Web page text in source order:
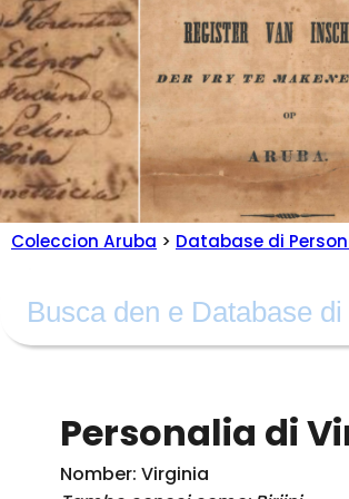
Coleccion Aruba > Database di
Personalia di
Nomber: Virginia